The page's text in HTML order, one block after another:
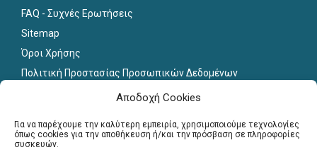
Αποδοχή Cookies
Για να παρέχουμε την καλύτερη εμπειρία, χρησιμοποιούμε τεχνολογίες
όπως cookies για την αποθήκευση ή/και την πρόσβαση σε πληροφορίες
συσκευών.
FAQ - Συχνές Ερωτήσεις
Sitemap
Όροι Χρήσης
Πολιτική Προστασίας Προσωπικών Δεδομένων
Για εκπαιδευτικούς
Εγγραφή